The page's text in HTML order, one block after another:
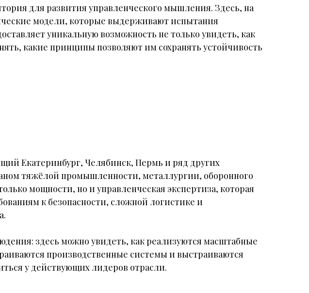
для развития управленческого мышления. Здесь, на
модели, которые выдерживают испытания
уникальную возможность не только увидеть, как
какие принципы позволяют им сохранять устойчивость
Екатеринбург, Челябинск, Пермь и ряд других
тяжёлой промышленности, металлургии, оборонного
мощности, но и управленческая экспертиза, которая
к безопасности, сложной логистике и
здесь можно увидеть, как реализуются масштабные
производственные системы и выстраиваются
у действующих лидеров отрасли.